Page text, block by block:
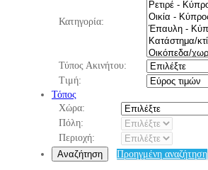
Κατηγορία:
Τύπος Ακινήτου:
Τιμή:
Τόπος
Χώρα:
Πόλη:
Περιοχή:
Αναζήτηση
Προηγμένη αναζήτηση